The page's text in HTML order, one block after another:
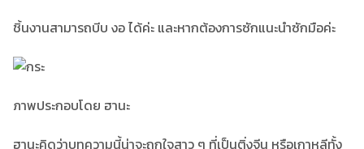
ชิ้นงานสามารถบีบ งอ ได้ค่ะ และหากต้องการซักแนะนำซักมือค่ะ
ภาพประกอบโดย ฮานะ
ฮานะคิดว่าบทความนี้น่าจะถูกใจสาว ๆ ที่เป็นติ่งจีน หรือเกาหลีทั้ง